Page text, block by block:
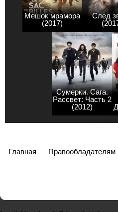
Мешок мрамора
(2017)
След
Сумерки. Сага.
Рассвет: Часть 2
(2012)
Главная Правообладателям